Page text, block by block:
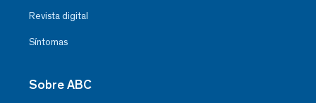
Revista digital
Síntomas
Sobre ABC